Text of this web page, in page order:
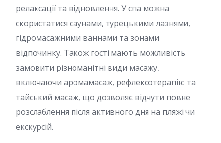
релаксації та відновлення. У спа можна
скористатися саунами, турецькими лазнями,
гідромасажними ваннами та зонами
відпочинку. Також гості мають можливість
замовити різноманітні види масажу,
включаючи аромамасаж, рефлексотерапію та
тайський масаж, що дозволяє відчути повне
розслаблення після активного дня на пляжі чи
екскурсій.